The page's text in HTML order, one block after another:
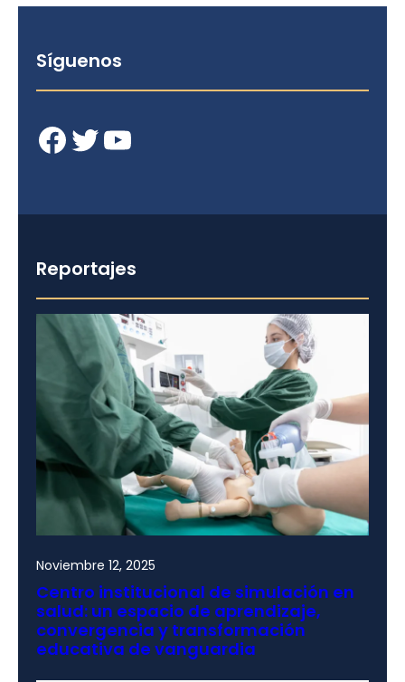
Síguenos
Facebook Twitter YouTube
Reportajes
Noviembre 12, 2025
Centro institucional de simulación en
salud: un espacio de aprendizaje,
convergencia y transformación
educativa de vanguardia